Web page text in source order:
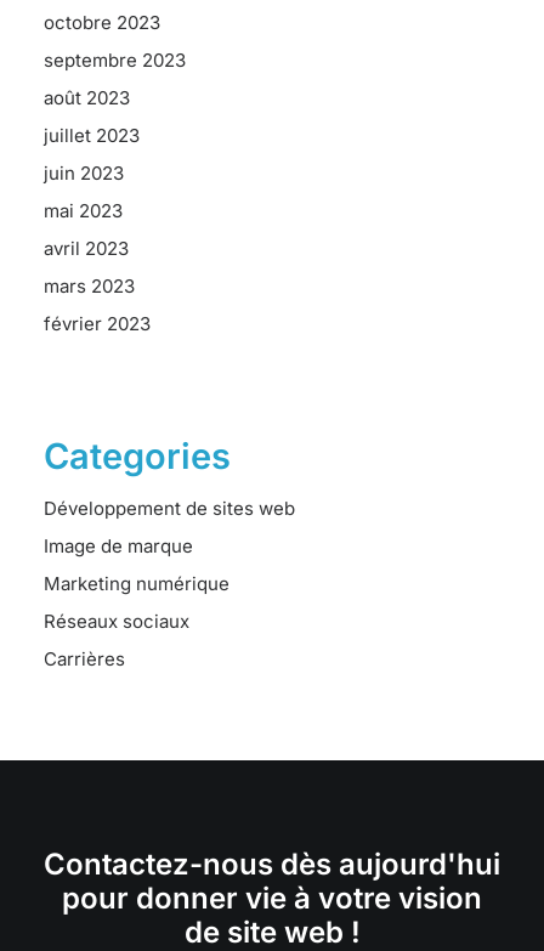
octobre 2023
septembre 2023
août 2023
juillet 2023
juin 2023
mai 2023
avril 2023
mars 2023
février 2023
Categories
Développement de sites web
Image de marque
Marketing numérique
Réseaux sociaux
Carrières
Contactez-nous dès aujourd'hui
pour donner vie à votre vision
de site web !